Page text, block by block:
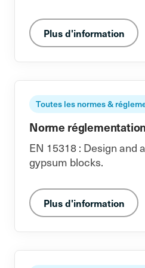
Plus d'information
Toutes les normes &
Norme
EN 15318 : Design and
gypsum blocks.
Plus d'information